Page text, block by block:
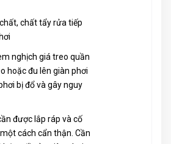
chất tẩy rửa tiếp
nghịch giá treo quần
hoặc đu lên giàn phơi
bị đổ và gây nguy
được lắp ráp và cố
cách cẩn thận. Cần